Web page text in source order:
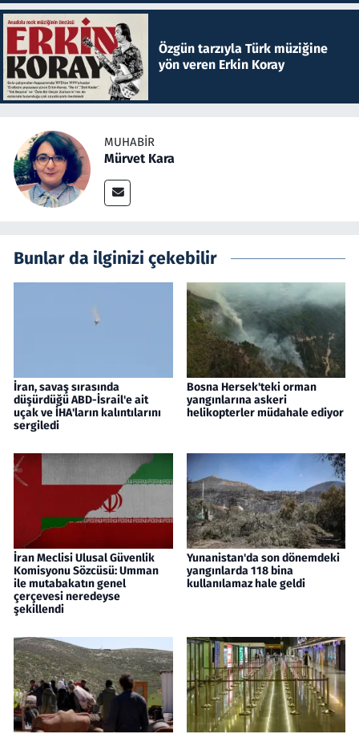
Özgün tarzıyla Türk müziğine
yön veren Erkin Koray
MUHABIR
Mürvet Kara
Bunlar da ilginizi çekebilir
İran, savaş sırasında
düşürdüğü ABD-İsrail'e ait
uçak ve İHA'ların kalıntılarını
sergiledi
Bosna Hersek'teki orman
yangınlarına askeri
helikopterler müdahale ediyor
İran Meclisi Ulusal Güvenlik
Komisyonu Sözcüsü: Umman
ile mutabakatın genel
çerçevesi neredeyse
şekillendi
Yunanistan'da son dönemdeki
yangınlarda 118 bina
kullanılamaz hale geldi